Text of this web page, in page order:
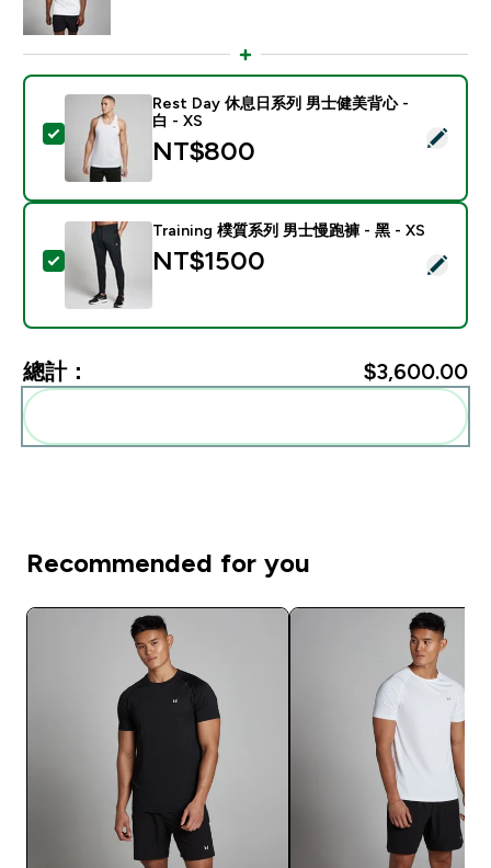
選取此商品 - Rest Day 休息日系列 男士健美背心 - 白 -
Rest Day 休息日系列 男士健美背心 -
白 - XS
NT$800‎
選取此商品 - Training 樸質系列 男士慢跑褲 - 黑 - XS
Training 樸質系列 男士慢跑褲 - 黑 - XS
NT$1500‎
總計： $3,600.00‎
Recommended for you